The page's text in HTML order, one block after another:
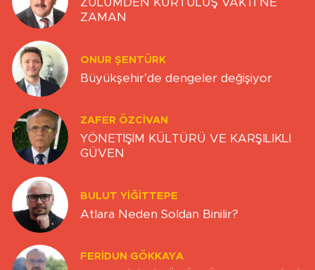
ZULÜMDEN KURTULUŞ VAKTİ NE
ZAMAN
ONUR ŞENTÜRK
Büyükşehir’de dengeler değişiyor
ZAFER ÖZCIVAN
YÖNETİŞİM KÜLTÜRÜ VE KARŞILIKLI
GÜVEN
BULUT YİĞİTTEPE
Atlara Neden Soldan Binilir?
FERIDUN GÖKKAYA